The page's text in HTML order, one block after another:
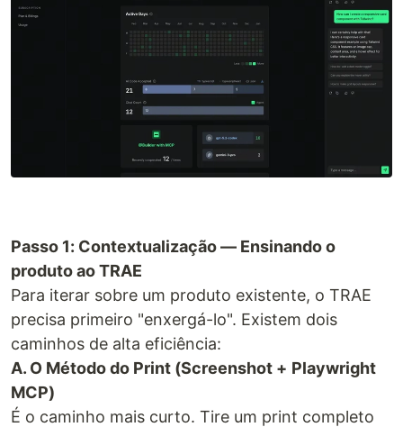
Passo 1: Contextualização — Ensinando o
produto ao TRAE
Para iterar sobre um produto existente, o TRAE
precisa primeiro "enxergá-lo". Existem dois
caminhos de alta eficiência:
A. O Método do Print (Screenshot + Playwright
MCP)
É o caminho mais curto. Tire um print completo